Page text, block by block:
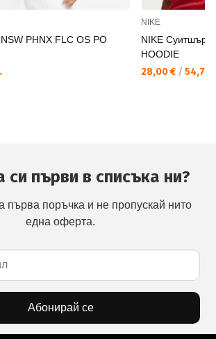
PHNX FLC OS PO
NIKE
NIKE Суитшърт
HOODIE
28,00 € / 54,76
си първи в списъка ни?
първа поръчка и не пропускай нито
една оферта.
Абонирай се